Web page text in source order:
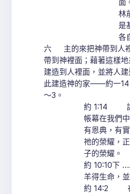
面
林
是
各
六 主的來把神帶到人
帶到神裡面；藉著這樣
建造到人裡面，並將人
此建造神的家——約一14
～3。
約 1:14 話
帳幕在我們
有恩典，有
祂的榮耀，
子的榮耀。
約 10:10下
羊得生命，
約 14:2 在